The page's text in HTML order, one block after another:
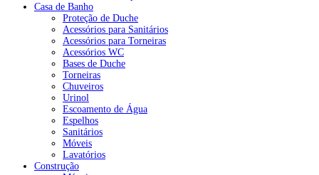
Casa de Banho
Proteção de Duche
Acessórios para Sanitários
Acessórios para Torneiras
Acessórios WC
Bases de Duche
Torneiras
Chuveiros
Urinol
Escoamento de Água
Espelhos
Sanitários
Móveis
Lavatórios
Construção